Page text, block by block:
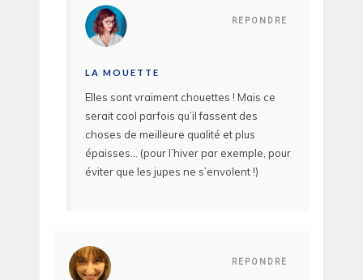
REPONDRE
LA MOUETTE
Elles sont vraiment chouettes ! Mais ce
serait cool parfois qu’il fassent des
choses de meilleure qualité et plus
épaisses… (pour l’hiver par exemple, pour
éviter que les jupes ne s’envolent !)
REPONDRE